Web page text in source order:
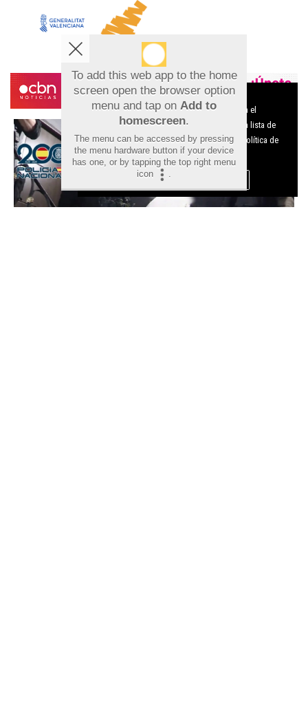
Aviso sobre el Uso de cookies:
Utilizamos cookies nuestras y de terceros para el
funcionamiento del digital. Puedes consultar la lista de
cookies y como desconectarlas. Ver nuestra Política de
Privacidad y Cookies
Aceptar Cookies
To add this web app to the home
screen open the browser option
menu and tap on Add to
homescreen.
The menu can be accessed by pressing
the menu hardware button if your device
has one, or by tapping the top right menu
icon
.